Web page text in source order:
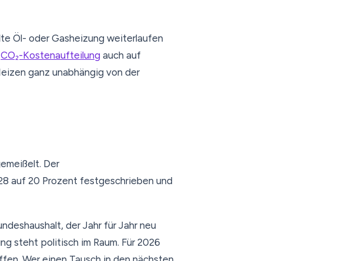
Öl- oder Gasheizung weiterlaufen
CO₂-Kostenaufteilung auch auf
ganz unabhängig von der
Der
auf 20 Prozent festgeschrieben und
der Jahr für Jahr neu
steht politisch im Raum. Für 2026